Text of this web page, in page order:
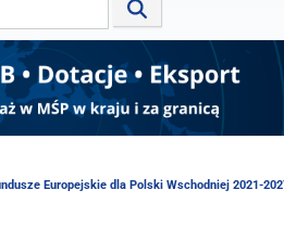
Europejskie dla Polski Wschodniej 2021-